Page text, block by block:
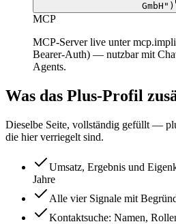
GmbH")
MCP
MCP-Server live unter
Bearer-Auth) — nutzbar mit
Agents.
Was das Plus-Profil
Dieselbe Seite, vollständig gefüllt —
die hier verriegelt sind.
Umsatz, Ergebnis und
Jahre
Alle vier Signale mit
Kontaktsuche: Namen,